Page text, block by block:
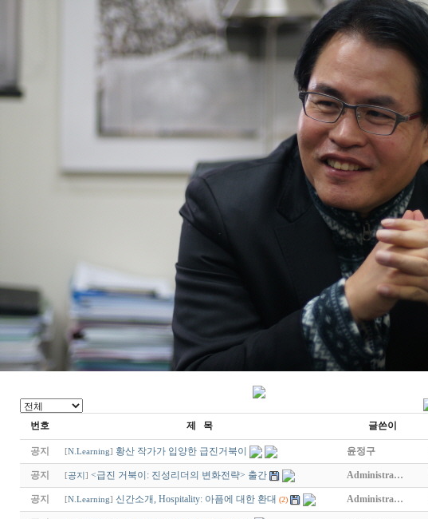
번호
제 목 글쓴이
공지 [N.Learning] 황산 작가가 입양한 급진거북이 윤정구
공지 [공지 ] <급진 거북이: 진성리더의 변화전략> 출간 Administra…
공지 [N.Learning] 신간소개, Hospitality: 아픔에 대한 환대 (2) Administra…